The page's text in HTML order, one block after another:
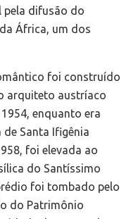
pela difusão do
África, um dos
foi construído
arquiteto austríaco
enquanto era
de Santa Ifigênia
foi elevada ao
do Santíssimo
foi tombado pelo
do Patrimônio